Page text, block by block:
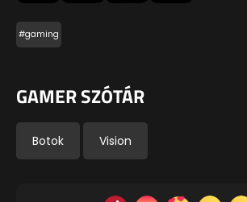
#gaming
GAMER SZÓTÁR
Botok Vision